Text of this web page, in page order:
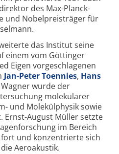
des Max-Planck-
und Nobelpreisträger für
das Institut seine
einem vom Göttinger
Eigen vorgeschlagenen
Jan-Peter Toennies, Hans
wurde der
molekularer
und Molekülphysik sowie
Ernst-August Müller setzte
im Bereich
und konzentrierte sich
Aeroakustik.